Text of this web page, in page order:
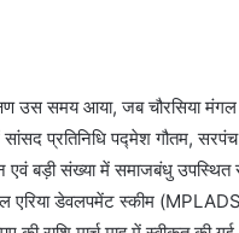
उस समय आया, जब चौरसिया
प्रतिनिधि पद्मेश गौतम,
एवं बड़ी संख्या में समाजबंधु उपस्थित
डेवलपमेंट स्कीम (MPLADS)